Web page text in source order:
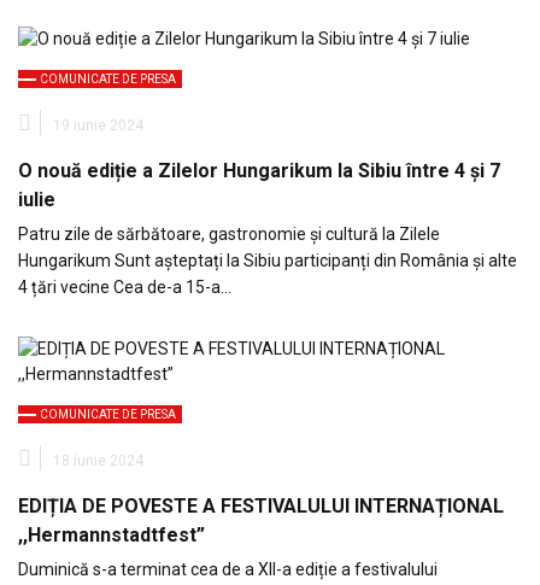
COMUNICATE DE PRESA
19 iunie 2024
O nouă ediție a Zilelor Hungarikum la Sibiu între 4 și 7
iulie
Patru zile de sărbătoare, gastronomie și cultură la Zilele
Hungarikum Sunt așteptați la Sibiu participanți din România și alte
4 țări vecine Cea de-a 15-a…
COMUNICATE DE PRESA
18 iunie 2024
EDIȚIA DE POVESTE A FESTIVALULUI INTERNAȚIONAL
,,Hermannstadtfest”
Duminică s-a terminat cea de a XII-a ediție a festivalului